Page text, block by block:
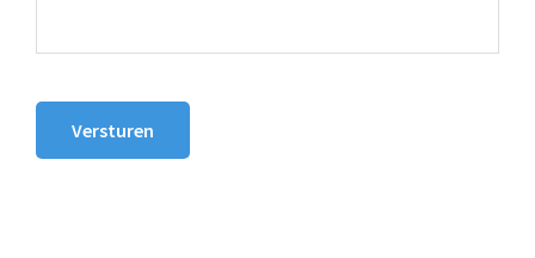
Versturen